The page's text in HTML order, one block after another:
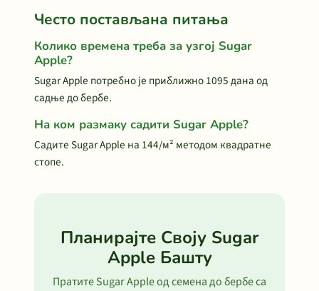
Често постављана питања
Колико времена треба за узгој Sugar
Apple?
Sugar Apple потребно је приближно 1095 дана од
садње до бербе.
На ком размаку садити Sugar Apple?
Садите Sugar Apple на 144/м² методом квадратне
стопе.
Планирајте Своју Sugar
Apple Башту
Пратите Sugar Apple од семена до бербе са